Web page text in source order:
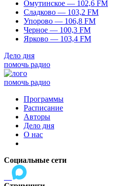
Омутинское — 102,6 FM
Сладково — 103,2 FM
Упорово — 106,8 FM
Черное — 100,3 FM
Ярково — 103,4 FM
Дело дня
помочь радио
помочь радио
Программы
Расписание
Авторы
Дело дня
О нас
Социальные сети